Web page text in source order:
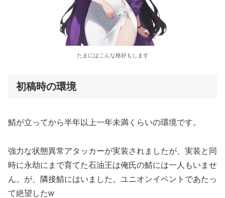
たまにはこんな格好もします
初稿時の環境
鯖が立ってから半年以上一年未満くらいの環境です。
強力な状態異常アタッカーが実装されましたが、実装と同
時に永劫にまで育てた石油王は俺氏の鯖には一人もいませ
ん。が、隣接鯖にはいました。ユニオンイベントであたっ
て絶望したw